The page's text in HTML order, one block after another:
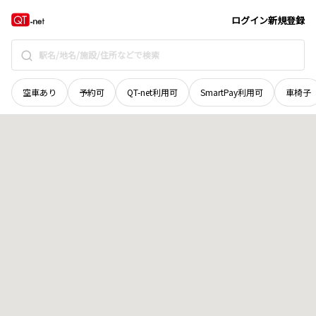
ログイン新規登録
空車あり 予約可 QT-net利用可 SmartPay利用可 車椅子
岩手県